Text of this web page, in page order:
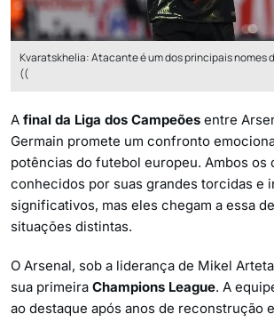
Kvaratskhelia: Atacante é um dos principais nomes
((
A final da Liga dos Campeões entre
Germain promete um confronto
potências do futebol europeu. Ambos os
conhecidos por suas grandes torcidas e
significativos, mas eles chegam a essa
situações distintas.
O Arsenal, sob a liderança de Mikel
sua primeira Champions League. A
ao destaque após anos de reconstrução